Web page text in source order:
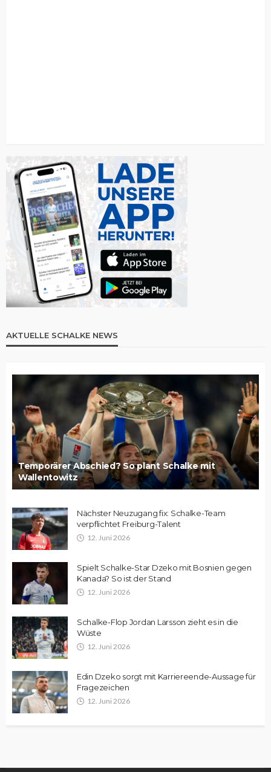
AKTUELLE SCHALKE NEWS
Temporärer Abschied? So plant Schalke mit
Wallentowitz
Nächster Neuzugang fix: Schalke-Team
verpflichtet Freiburg-Talent
12. Juni 2026
Spielt Schalke-Star Dzeko mit Bosnien gegen
Kanada? So ist der Stand
12. Juni 2026
Schalke-Flop Jordan Larsson zieht es in die
Wüste
12. Juni 2026
Edin Dzeko sorgt mit Karriereende-Aussage für
Fragezeichen
12. Juni 2026